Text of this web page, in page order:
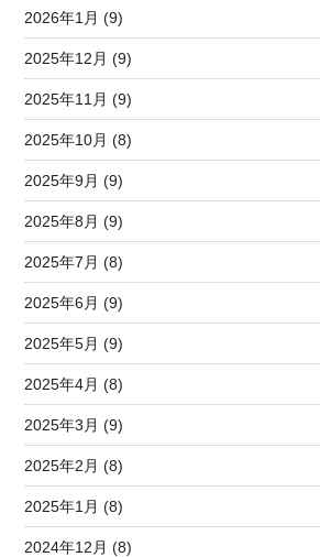
2026年1月 (9)
2025年12月 (9)
2025年11月 (9)
2025年10月 (8)
2025年9月 (9)
2025年8月 (9)
2025年7月 (8)
2025年6月 (9)
2025年5月 (9)
2025年4月 (8)
2025年3月 (9)
2025年2月 (8)
2025年1月 (8)
2024年12月 (8)